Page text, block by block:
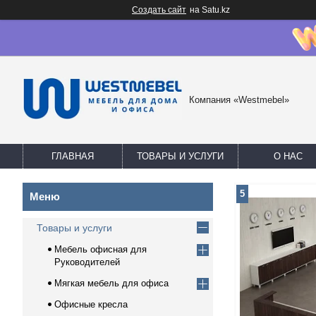
Создать сайт на Satu.kz
Компания «Westmebel»
ГЛАВНАЯ ТОВАРЫ И УСЛУГИ О НАС
5
Товары и услуги
Мебель офисная для
Руководителей
Мягкая мебель для офиса
Офисные кресла